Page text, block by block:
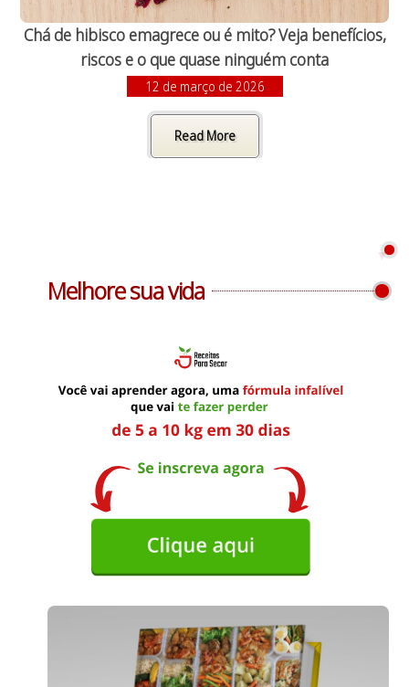
Chá de hibisco emagrece ou é mito? Veja benefícios,
riscos e o que quase ninguém conta
12 de março de 2026
Read More
Melhore sua vida